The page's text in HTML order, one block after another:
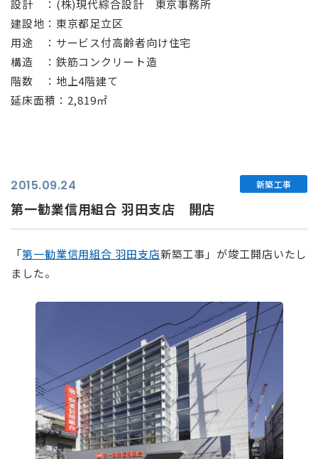
設計 ：(株)現代綜合設計 東京事務所
建設地：東京都足立区
用途 ：サービス付高齢者向け住宅
構造 ：鉄筋コンクリート造
階数 ：地上4階建て
延床面積：2,819㎡
2015.09.24 新築工事
第一勧業信用組合 羽田支店 開店
「第一勧業信用組合 羽田支店新築工事」が竣工開店いたし
ました。